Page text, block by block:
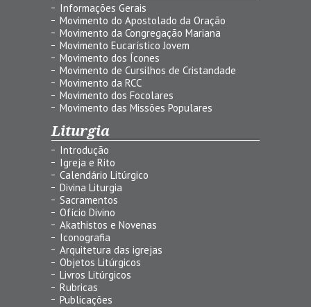
Informações Gerais
Movimento do Apostolado da Oração
Movimento da Congregação Mariana
Movimento Eucarístico Jovem
Movimento dos Ícones
Movimento de Cursilhos de Cristandade
Movimento da RCC
Movimento dos Focolares
Movimento das Missões Populares
Liturgia
Introdução
Igreja e Rito
Calendário Litúrgico
Divina Liturgia
Sacramentos
Ofício Divino
Akathistos e Novenas
Iconografia
Arquitetura das igrejas
Objetos Litúrgicos
Livros Litúrgicos
Rubricas
Publicações